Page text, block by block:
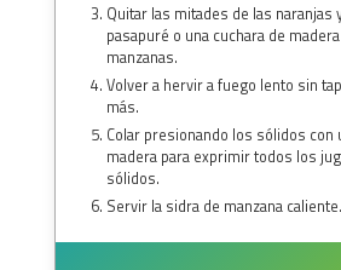
Quitar las mitades de las naranjas
pasapuré o una cuchara de
manzanas.
Volver a hervir a fuego lento sin
más.
Colar presionando los sólidos con
madera para exprimir todos los
sólidos.
Servir la sidra de manzana caliente.